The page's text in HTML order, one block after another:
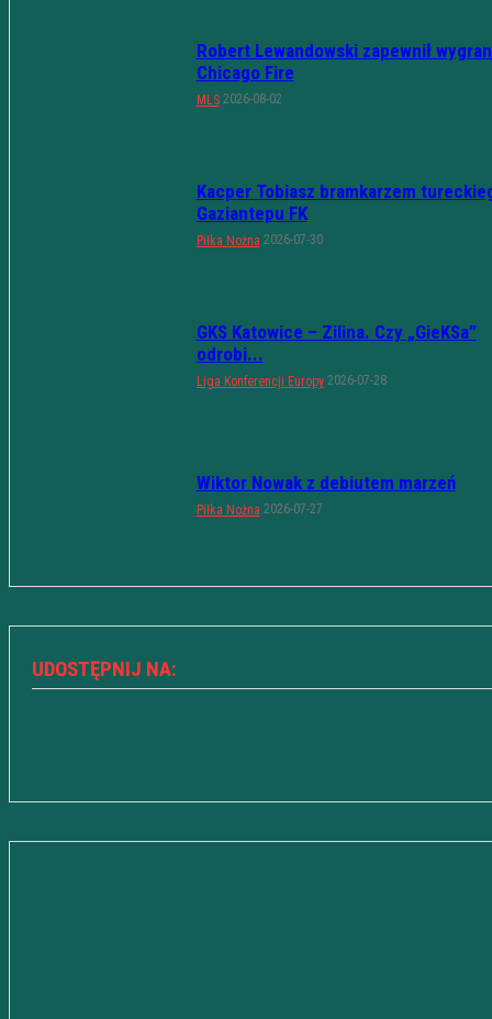
Robert Lewandowski zapewnił
Chicago Fire
MLS 2026-08-02
Kacper Tobiasz bramkarzem
Gaziantepu FK
Piłka Nożna 2026-07-30
GKS Katowice – Zilina. Czy „GieKSa”
odrobi...
Liga Konferencji Europy 2026-07-28
Wiktor Nowak z debiutem marzeń
Piłka Nożna 2026-07-27
UDOSTĘPNIJ NA: